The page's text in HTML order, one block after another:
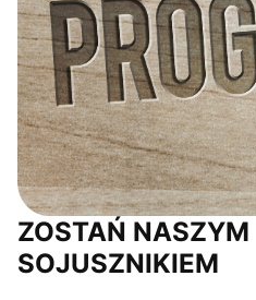
ZOSTAŃ NASZYM
SOJUSZNIKIEM